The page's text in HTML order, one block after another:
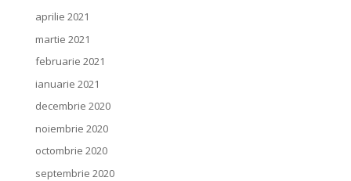
aprilie 2021
martie 2021
februarie 2021
ianuarie 2021
decembrie 2020
noiembrie 2020
octombrie 2020
septembrie 2020